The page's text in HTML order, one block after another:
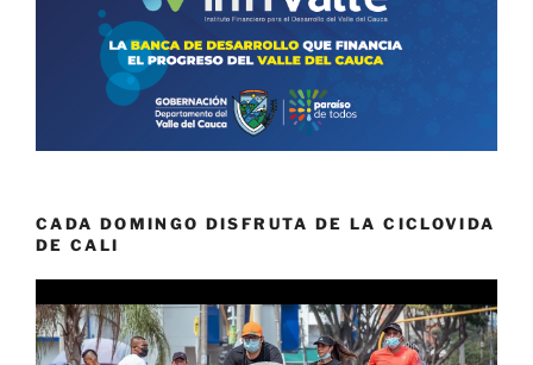
CADA DOMINGO DISFRUTA DE LA CICLOVIDA
DE CALI
de
vídeo